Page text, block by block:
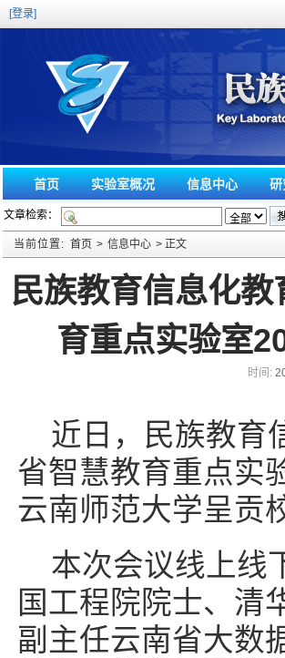
[登录]
首页 实验室概况 信息中心 研
文章检索：
当前位置: 首页 > 信息中心 > 正文
民族教育信息化
育重点实验室
时间:
近日，民族教育
省智慧教育重点实
云南师范大学呈贡
本次会议线上线
国工程院院士、清
副主任云南省大数